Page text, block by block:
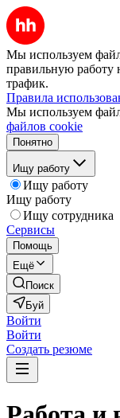
Мы используем
правильную работу
трафик.
Правила
Мы используем
файлов cookie
Понятно
Ищу работу
Ищу работу
Ищу работу
Ищу сотрудника
Сервисы
Помощь
Ещё
Поиск
Буй
Войти
Войти
Создать резюме